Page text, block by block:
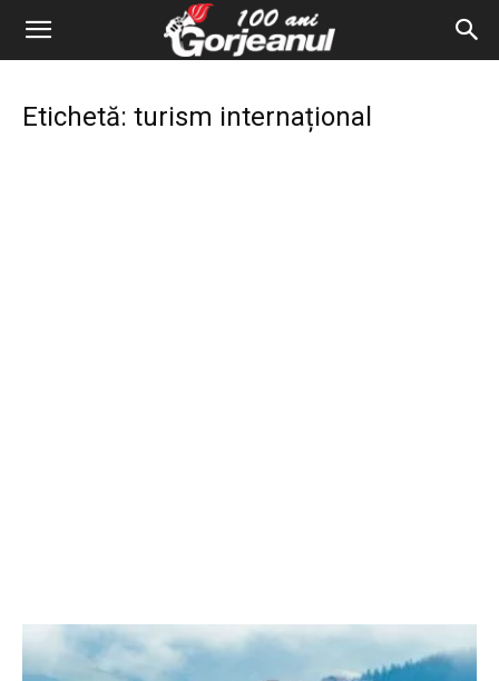
Etichetă: turism internațional